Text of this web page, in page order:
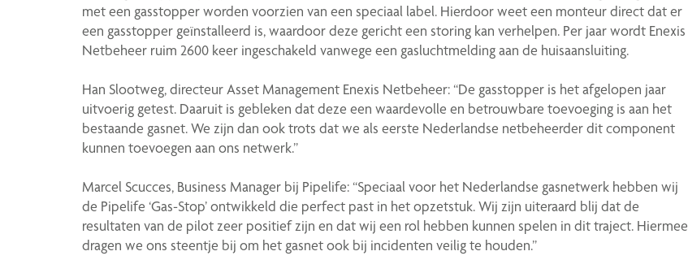
met een gasstopper worden voorzien van een speciaal label. Hierdoor weet een monteur direct dat er
een gasstopper geïnstalleerd is, waardoor deze gericht een storing kan verhelpen. Per jaar wordt Enexis
Netbeheer ruim 2600 keer ingeschakeld vanwege een gasluchtmelding aan de huisaansluiting.
Han Slootweg, directeur Asset Management Enexis Netbeheer: “De gasstopper is het afgelopen jaar
uitvoerig getest. Daaruit is gebleken dat deze een waardevolle en betrouwbare toevoeging is aan het
bestaande gasnet. We zijn dan ook trots dat we als eerste Nederlandse netbeheerder dit component
kunnen toevoegen aan ons netwerk.”
Marcel Scucces, Business Manager bij Pipelife: “Speciaal voor het Nederlandse gasnetwerk hebben wij
de Pipelife ‘Gas-Stop’ ontwikkeld die perfect past in het opzetstuk. Wij zijn uiteraard blij dat de
resultaten van de pilot zeer positief zijn en dat wij een rol hebben kunnen spelen in dit traject. Hiermee
dragen we ons steentje bij om het gasnet ook bij incidenten veilig te houden.”